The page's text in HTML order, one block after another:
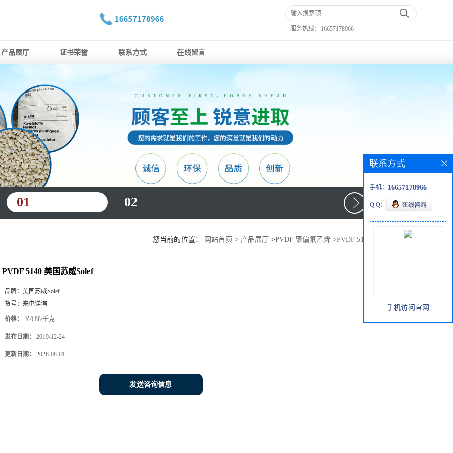
服务热线： 16657178966
产品展厅 证书荣誉 联系方式 在线留言
01 02
您当前的位置： 网站首页 > 产品展厅 >PVDF 聚偏氟乙烯 >PVDF 5140 美国苏威Solef
PVDF 5140 美国苏威Solef
品牌： 美国苏威Solef
货号： 来电详询
价格： ￥0.88/千克
发布日期： 2019-12-24
更新日期： 2026-08-01
发送咨询信息
联系方式
手机： 16657178966
Q Q：
手机访问官网